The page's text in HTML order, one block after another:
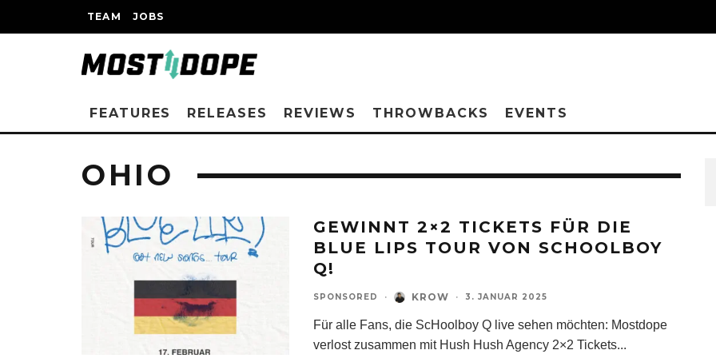
TEAM JOBS
FEATURES RELEASES REVIEWS THROWBACKS EVENTS
OHIO
GEWINNT 2×2 TICKETS FÜR DIE
BLUE LIPS TOUR VON SCHOOLBOY
Q!
SPONSORED · KROW · 3. JANUAR 2025
Für alle Fans, die ScHoolboy Q live sehen möchten: Mostdope
verlost zusammen mit Hush Hush Agency 2×2 Tickets...